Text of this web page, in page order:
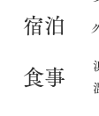
宿泊
食事